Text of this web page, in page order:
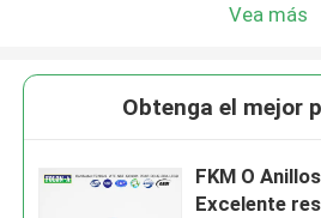
Vea más
Obtenga el mejor
FKM O
Excelente